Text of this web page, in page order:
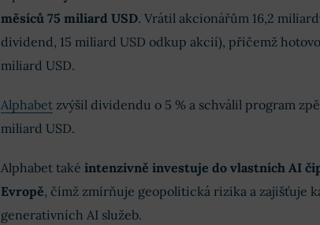
měsíců 75 miliard USD. Vrátil akcionářům 16,2
dividend, 15 miliard USD odkup akcií), přičemž
miliard USD.
Alphabetzvýšil dividendu o 5 % a schválil program
miliard USD.
Alphabet také intenzivně investuje do vlastních AI
Evropě, čímž zmírňuje geopolitická rizika a zajišťuje
generativních AI služeb.